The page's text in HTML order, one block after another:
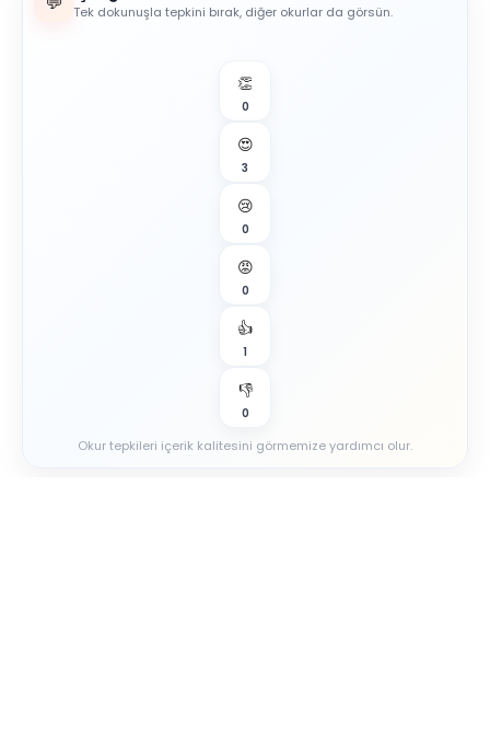
Tek dokunuşla tepkini bırak, diğer okurlar da görsün.
👏
0
😍
3
😢
0
😡
0
👍
1
👎
0
Okur tepkileri içerik kalitesini görmemize yardımcı olur.